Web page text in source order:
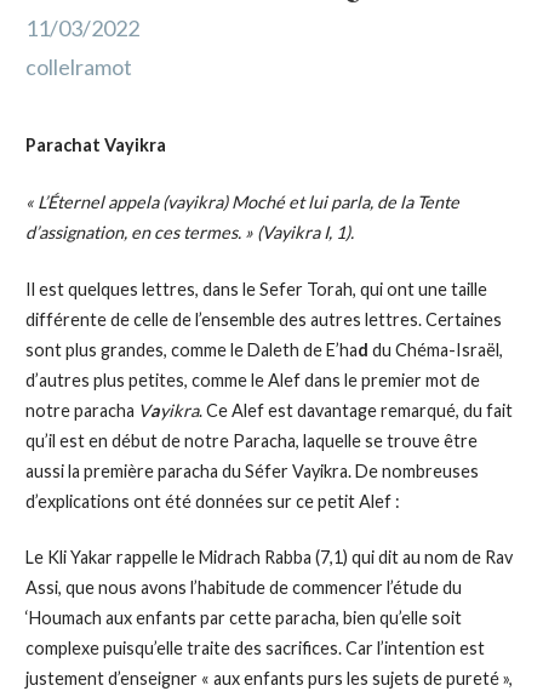
11/03/2022
collelramot
Parachat Vayikra
« L’Éternel appela (vayikra) Moché et lui parla, de la Tente
d’assignation, en ces termes. » (Vayikra I, 1).
Il est quelques lettres, dans le Sefer Torah, qui ont une taille
différente de celle de l’ensemble des autres lettres. Certaines
sont plus grandes, comme le Daleth de E’had du Chéma-Israël,
d’autres plus petites, comme le Alef dans le premier mot de
notre paracha Vayikra. Ce Alef est davantage remarqué, du fait
qu’il est en début de notre Paracha, laquelle se trouve être
aussi la première paracha du Séfer Vayikra. De nombreuses
d’explications ont été données sur ce petit Alef :
Le Kli Yakar rappelle le Midrach Rabba (7,1) qui dit au nom de Rav
Assi, que nous avons l’habitude de commencer l’étude du
‘Houmach aux enfants par cette paracha, bien qu’elle soit
complexe puisqu’elle traite des sacrifices. Car l’intention est
justement d’enseigner « aux enfants purs les sujets de pureté »,